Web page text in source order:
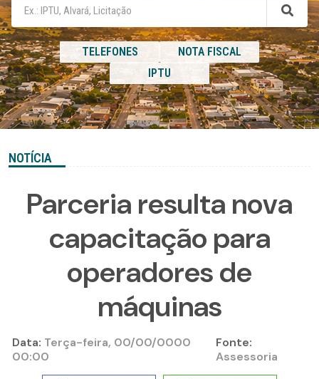
TELEFONES
NOTA FISCAL
IPTU
NOTÍCIA
Parceria resulta nova
capacitação para
operadores de
máquinas
Data: Terça-feira, 00/00/0000
00:00
Fonte:
Assessoria